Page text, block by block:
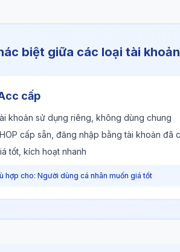
biệt giữa các loại tài khoản
cấp
khoản sử dụng riêng, không dùng chung
cấp sẵn, đăng nhập bằng tài khoản đã
tốt, kích hoạt nhanh
hợp cho: Người dùng cá nhân muốn giá tốt